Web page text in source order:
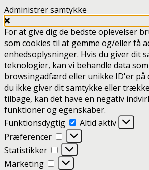
Administrer samtykke
For at give dig de bedste oplevelser
som cookies til at gemme og/eller få
enhedsoplysninger. Hvis du giver dit
teknologier, kan vi behandle data som
browsingadfærd eller unikke ID'er på
du ikke giver dit samtykke eller
tilbage, kan det have en negativ
funktioner og egenskaber.
Funktionsdygtig
Funktionsdygtig
Altid aktiv
Præferencer
Præferencer
Statistikker
Statistikker
Marketing
Marketing